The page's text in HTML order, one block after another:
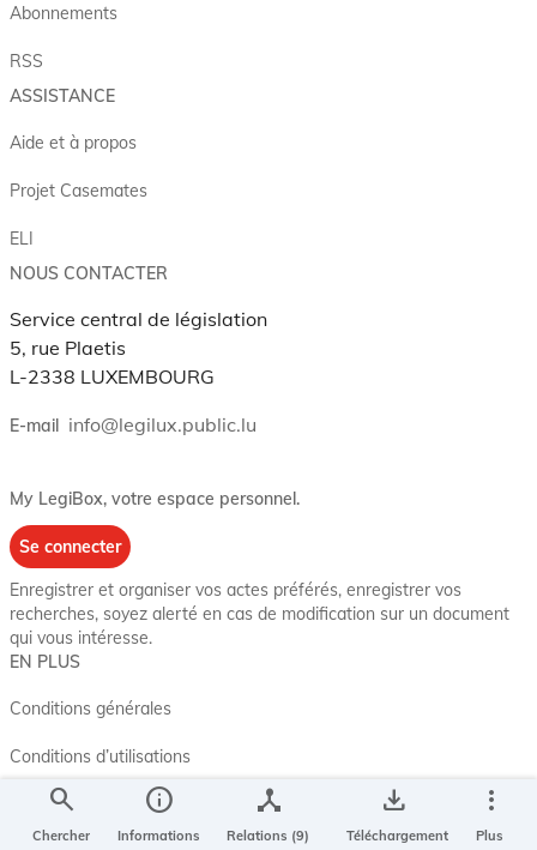
search
Chercher
info
Informations
device_hub
Relations (9)
save_alt
Téléchargement
more_vert
Plus
Abonnements
RSS
ASSISTANCE
Aide et à propos
Projet Casemates
ELI
NOUS CONTACTER
Service central de législation
5, rue Plaetis
L-2338 LUXEMBOURG
E-mail info@legilux.public.lu
My LegiBox, votre espace personnel.
Se connecter
Enregistrer et organiser vos actes préférés, enregistrer vos
recherches, soyez alerté en cas de modification sur un document
qui vous intéresse.
EN PLUS
Conditions générales
Conditions d’utilisations
Accessibilité